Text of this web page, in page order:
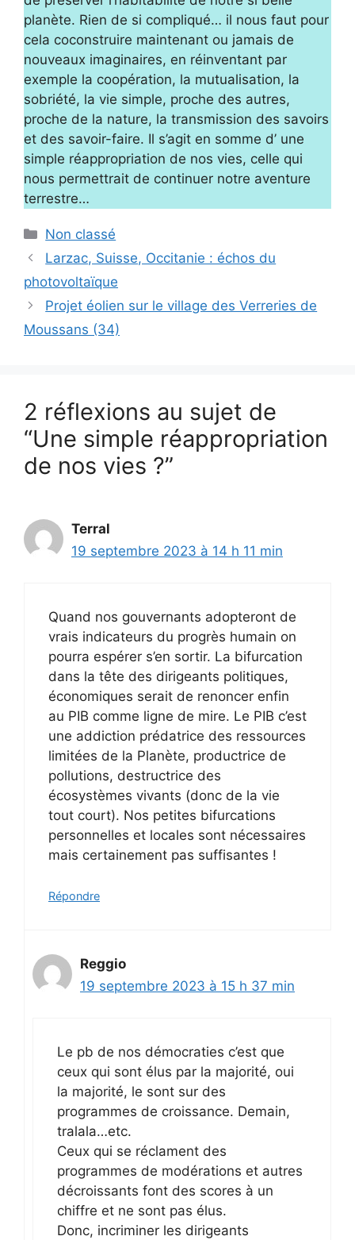
planète. Rien de si compliqué… il nous faut pour
cela coconstruire maintenant ou jamais de
nouveaux imaginaires, en réinventant par
exemple la coopération, la mutualisation, la
sobriété, la vie simple, proche des autres,
proche de la nature, la transmission des savoirs
et des savoir-faire. Il s’agit en somme d’ une
simple réappropriation de nos vies, celle qui
nous permettrait de continuer notre aventure
terrestre…
Catégories
Non classé
Larzac, Suisse, Occitanie : échos du
photovoltaïque
Projet éolien sur le village des Verreries de
Moussans (34)
2 réflexions au sujet de
“Une simple réappropriation
de nos vies ?”
Terral
19 septembre 2023 à 14 h 11 min
Quand nos gouvernants adopteront de
vrais indicateurs du progrès humain on
pourra espérer s’en sortir. La bifurcation
dans la tête des dirigeants politiques,
économiques serait de renoncer enfin
au PIB comme ligne de mire. Le PIB c’est
une addiction prédatrice des ressources
limitées de la Planète, productrice de
pollutions, destructrice des
écosystèmes vivants (donc de la vie
tout court). Nos petites bifurcations
personnelles et locales sont nécessaires
mais certainement pas suffisantes !
Répondre
Reggio
19 septembre 2023 à 15 h 37 min
Le pb de nos démocraties c’est que
ceux qui sont élus par la majorité, oui
la majorité, le sont sur des
programmes de croissance. Demain,
tralala…etc.
Ceux qui se réclament des
programmes de modérations et autres
décroissants font des scores à un
chiffre et ne sont pas élus.
Donc, incriminer les dirigeants